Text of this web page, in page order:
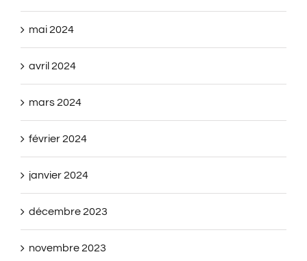
mai 2024
avril 2024
mars 2024
février 2024
janvier 2024
décembre 2023
novembre 2023